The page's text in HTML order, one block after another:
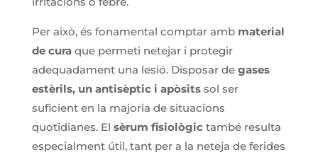
Per això, és fonamental comptar amb material
de curaque permeti netejar i protegir
adequadament una lesió. Disposar de gases
estèrils, un antisèptic i apòsitssol ser
suficient en la majoria de situacions
quotidianes. El sèrum fisiològictambé resulta
especialment útil, tant per a la neteja de ferides